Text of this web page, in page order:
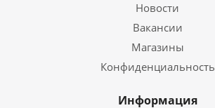
Новости
Вакансии
Магазины
Конфиденциальность
Информация